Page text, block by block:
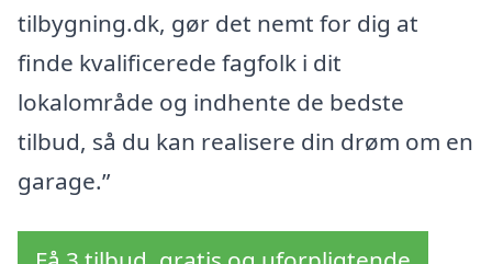
tilbygning.dk, gør det nemt for dig at
finde kvalificerede fagfolk i dit
lokalområde og indhente de bedste
tilbud, så du kan realisere din drøm om en
garage.”